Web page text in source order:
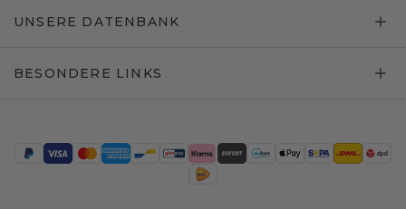
UNSERE DATENBANK
BESONDERE LINKS